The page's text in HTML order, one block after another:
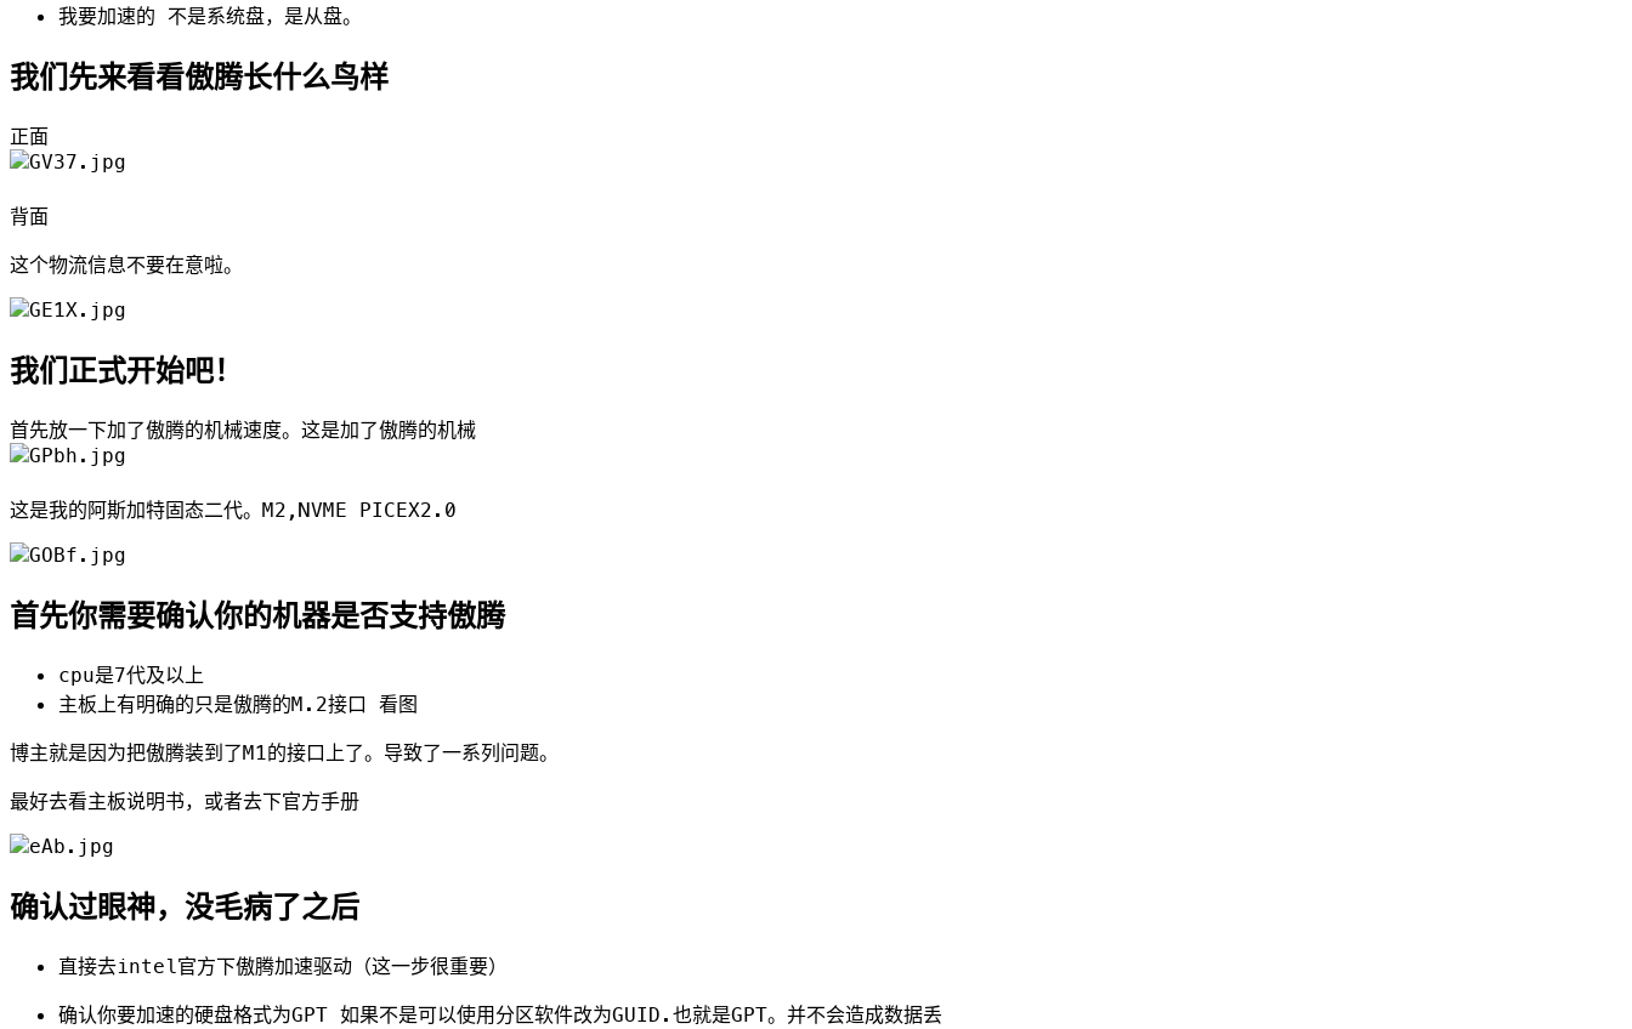
我要加速的 不是系统盘，是从盘。
我们先来看看傲腾长什么鸟样
正面
背面
这个物流信息不要在意啦。
我们正式开始吧！
首先放一下加了傲腾的机械速度。这是加了傲腾的机械
这是我的阿斯加特固态二代。M2,NVME PICEX2.0
首先你需要确认你的机器是否支持傲腾
cpu是7代及以上
主板上有明确的只是傲腾的M.2接口 看图
博主就是因为把傲腾装到了M1的接口上了。导致了一系列问题。
最好去看主板说明书，或者去下官方手册
确认过眼神，没毛病了之后
直接去intel官方下傲腾加速驱动（这一步很重要）
确认你要加速的硬盘格式为GPT 如果不是可以使用分区软件改为GUID.也就是GPT。并不会造成数据丢